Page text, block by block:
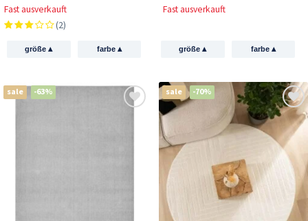
Fast ausverkauft
(2)
größe▴ farbe ▴
Fast ausverkauft
größe▴ farbe ▴
sale -63% sale -70%